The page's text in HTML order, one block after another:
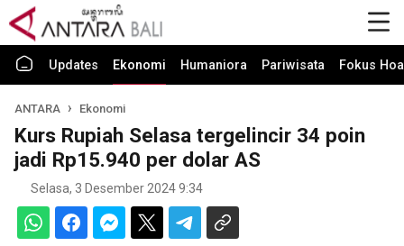
Updates Ekonomi Humaniora Pariwisata Fokus
ANTARA Ekonomi
Kurs Rupiah Selasa tergelincir 34 poin
jadi Rp15.940 per dolar AS
Selasa, 3 Desember 2024 9:34